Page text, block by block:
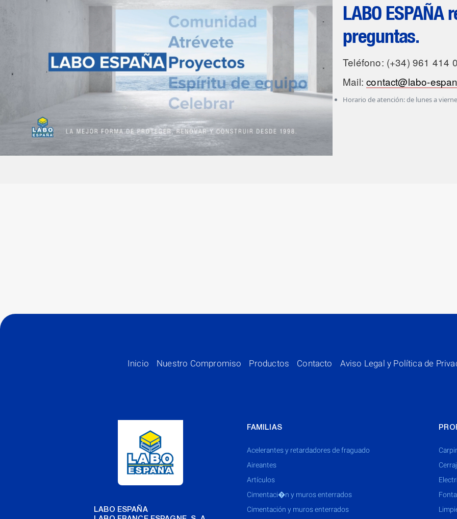
LABO ESPAÑA
preguntas.
Teléfono: (+34) 961 414
Mail:contact@labo-
Horario de atención: de lunes a
Inicio Nuestro Compromiso Productos Contacto Aviso Legal y Política de
LABO ESPAÑA
FAMILIAS
acelerantes y retardadores de fraguado
aireantes
artículos
cimentaci�n y muros enterrados
cimentación y muros enterrados